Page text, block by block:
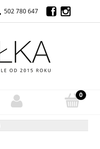
502 780 647